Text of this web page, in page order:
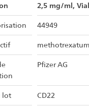
2,5 mg/ml,
44949
methotrexatum
Pfizer AG
lot CD22